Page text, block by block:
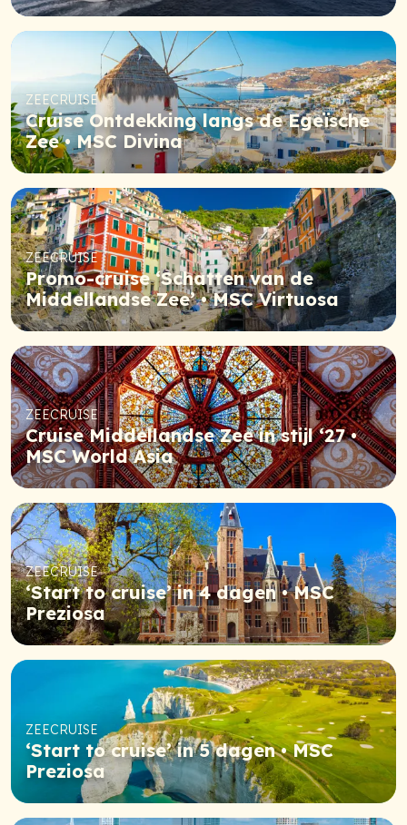
ZEECRUISE
Cruise Ontdekking langs de Egeïsche
Zee • MSC Divina
ZEECRUISE
Promo-cruise ‘Schatten van de
Middellandse Zee’ • MSC Virtuosa
ZEECRUISE
Cruise Middellandse Zee in stijl ‘27 •
MSC World Asia
ZEECRUISE
‘Start to cruise’ in 4 dagen • MSC
Preziosa
ZEECRUISE
‘Start to cruise’ in 5 dagen • MSC
Preziosa